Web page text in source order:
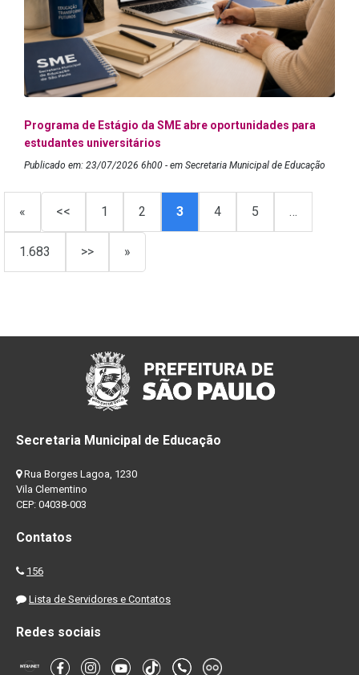
Programa de Estágio da SME abre oportunidades para
estudantes universitários
Publicado em: 23/07/2026 6h00 - em Secretaria Municipal de Educação
« << 1 2 3 4 5 …
1.683 >> »
Secretaria Municipal de Educação
Rua Borges Lagoa, 1230
Vila Clementino
CEP: 04038-003
Contatos
156
Lista de Servidores e Contatos
Redes sociais